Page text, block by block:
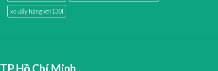
xe đẩy hàng xth130l
TP.Hồ Chí Minh